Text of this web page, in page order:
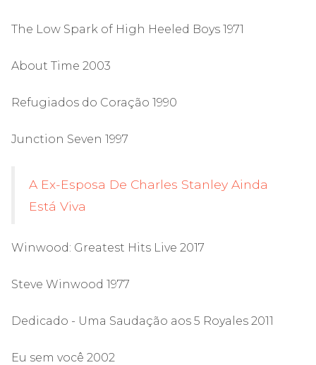
The Low Spark of High Heeled Boys 1971
About Time 2003
Refugiados do Coração 1990
Junction Seven 1997
A Ex-Esposa De Charles Stanley Ainda
Está Viva
Winwood: Greatest Hits Live 2017
Steve Winwood 1977
Dedicado - Uma Saudação aos 5 Royales 2011
Eu sem você 2002